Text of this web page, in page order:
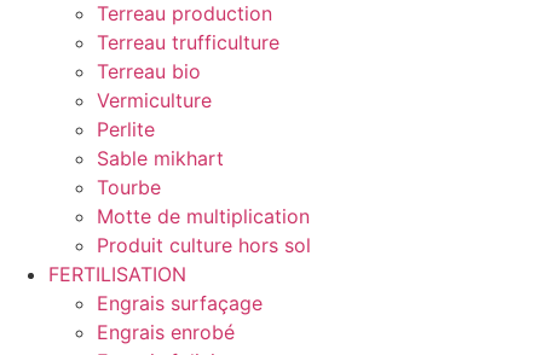
Terreau production
Terreau trufficulture
Terreau bio
Vermiculture
Perlite
Sable mikhart
Tourbe
Motte de multiplication
Produit culture hors sol
FERTILISATION
Engrais surfaçage
Engrais enrobé